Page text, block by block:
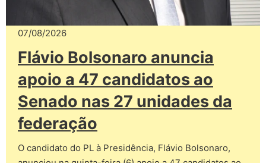
07/08/2026
Flávio Bolsonaro anuncia
apoio a 47 candidatos ao
Senado nas 27 unidades da
federação
O candidato do PL à Presidência, Flávio Bolsonaro,